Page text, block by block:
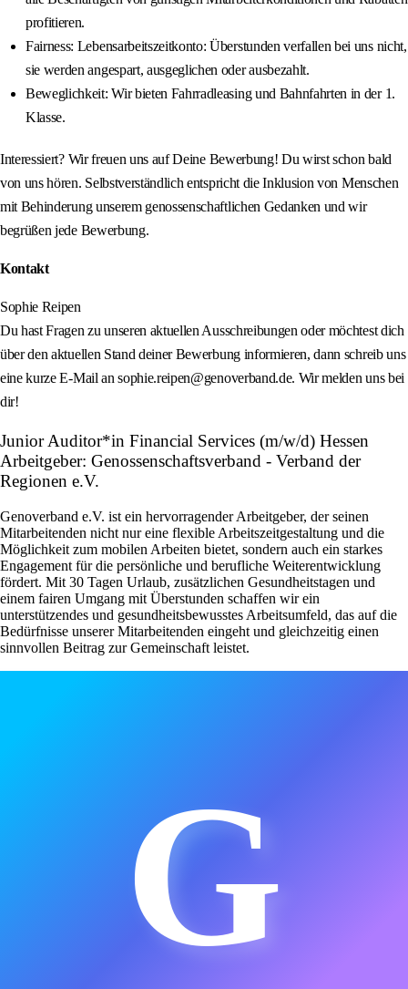
profitieren.
Fairness: Lebensarbeitszeitkonto: Überstunden verfallen bei uns nicht,
sie werden angespart, ausgeglichen oder ausbezahlt.
Beweglichkeit: Wir bieten Fahrradleasing und Bahnfahrten in der 1.
Klasse.
Interessiert? Wir freuen uns auf Deine Bewerbung! Du wirst schon bald
von uns hören. Selbstverständlich entspricht die Inklusion von Menschen
mit Behinderung unserem genossenschaftlichen Gedanken und wir
begrüßen jede Bewerbung.
Kontakt
Sophie Reipen
Du hast Fragen zu unseren aktuellen Ausschreibungen oder möchtest dich
über den aktuellen Stand deiner Bewerbung informieren, dann schreib uns
eine kurze E-Mail an sophie.reipen@genoverband.de. Wir melden uns bei
dir!
Junior Auditor*in Financial Services (m/w/d) Hessen
Arbeitgeber: Genossenschaftsverband - Verband der
Regionen e.V.
Genoverband e.V. ist ein hervorragender Arbeitgeber, der seinen
Mitarbeitenden nicht nur eine flexible Arbeitszeitgestaltung und die
Möglichkeit zum mobilen Arbeiten bietet, sondern auch ein starkes
Engagement für die persönliche und berufliche Weiterentwicklung
fördert. Mit 30 Tagen Urlaub, zusätzlichen Gesundheitstagen und
einem fairen Umgang mit Überstunden schaffen wir ein
unterstützendes und gesundheitsbewusstes Arbeitsumfeld, das auf die
Bedürfnisse unserer Mitarbeitenden eingeht und gleichzeitig einen
sinnvollen Beitrag zur Gemeinschaft leistet.
G